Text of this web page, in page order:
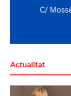
Actualitat